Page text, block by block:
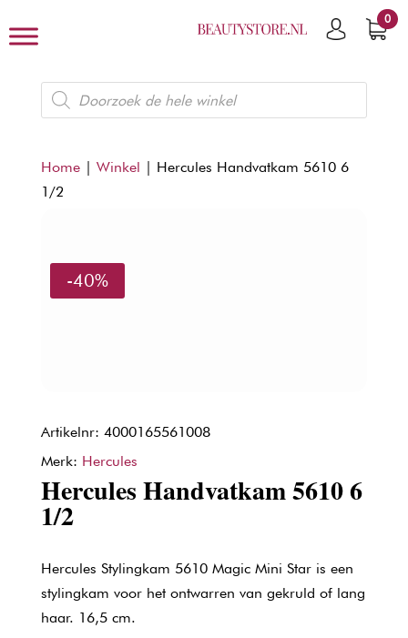
0
Producten
zoeken
Home| Winkel | Hercules Handvatkam 5610 6
1/2
-40%
Artikelnr: 4000165561008
Merk: Hercules
Hercules Handvatkam 5610 6
1/2
Hercules Stylingkam 5610 Magic Mini Star is een
stylingkam voor het ontwarren van gekruld of lang
haar. 16,5 cm.